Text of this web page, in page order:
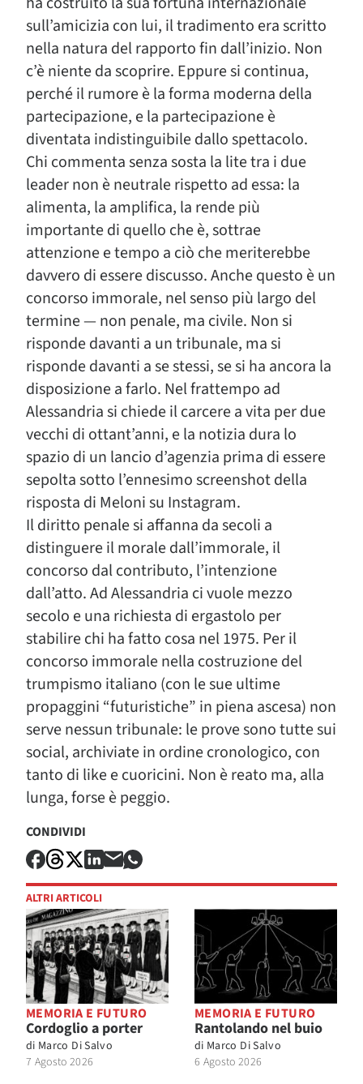
sull’amicizia con lui, il tradimento era scritto
nella natura del rapporto fin dall’inizio. Non
c’è niente da scoprire. Eppure si continua,
perché il rumore è la forma moderna della
partecipazione, e la partecipazione è
diventata indistinguibile dallo spettacolo.
Chi commenta senza sosta la lite tra i due
leader non è neutrale rispetto ad essa: la
alimenta, la amplifica, la rende più
importante di quello che è, sottrae
attenzione e tempo a ciò che meriterebbe
davvero di essere discusso. Anche questo è un
concorso immorale, nel senso più largo del
termine — non penale, ma civile. Non si
risponde davanti a un tribunale, ma si
risponde davanti a se stessi, se si ha ancora la
disposizione a farlo. Nel frattempo ad
Alessandria si chiede il carcere a vita per due
vecchi di ottant’anni, e la notizia dura lo
spazio di un lancio d’agenzia prima di essere
sepolta sotto l’ennesimo screenshot della
risposta di Meloni su Instagram.
Il diritto penale si affanna da secoli a
distinguere il morale dall’immorale, il
concorso dal contributo, l’intenzione
dall’atto. Ad Alessandria ci vuole mezzo
secolo e una richiesta di ergastolo per
stabilire chi ha fatto cosa nel 1975. Per il
concorso immorale nella costruzione del
trumpismo italiano (con le sue ultime
propaggini “futuristiche” in piena ascesa) non
serve nessun tribunale: le prove sono tutte sui
social, archiviate in ordine cronologico, con
tanto di like e cuoricini. Non è reato ma, alla
lunga, forse è peggio.
CONDIVIDI
ALTRI ARTICOLI
MEMORIA E FUTURO
Cordoglio a porter
di Marco Di Salvo
7 Agosto 2026
MEMORIA E FUTURO
Rantolando nel buio
di Marco Di Salvo
6 Agosto 2026